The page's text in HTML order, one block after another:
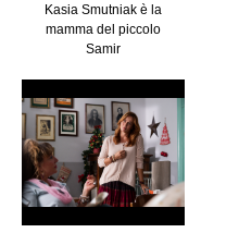
Kasia Smutniak è la
mamma del piccolo
Samir